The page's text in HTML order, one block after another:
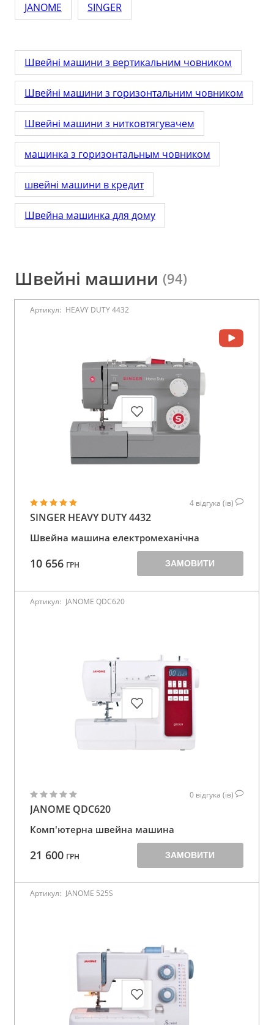
JANOME SINGER
Швейні машини з вертикальним човником
Швейні машини з горизонтальним човником
Швейні машини з нитковтягувачем
машинка з горизонтальным човником
швейні машини в кредит
Швейна машинка для дому
Швейні машини (94)
Артикул: HEAVY DUTY 4432
4 відгука (ів)
SINGER HEAVY DUTY 4432
Швейна машина електромеханічна
10 656 ГРН ЗАМОВИТИ
Артикул: JANOME QDC620
0 відгука (ів)
JANOME QDC620
Комп'ютерна швейна машина
21 600 ГРН ЗАМОВИТИ
Артикул: JANOME 525S